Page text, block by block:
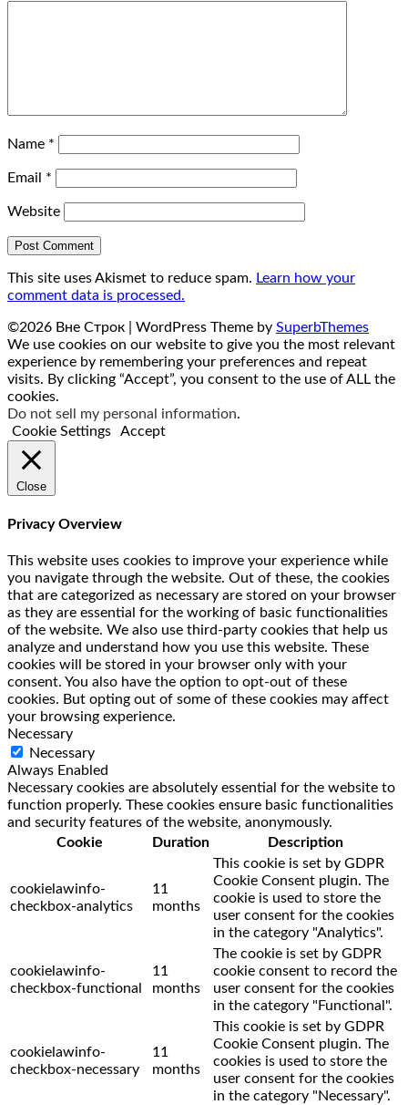
Name *
Email *
Website
This site uses Akismet to reduce spam. Learn how your
comment data is processed.
©2026 Вне Строк | WordPress Theme by SuperbThemes
We use cookies on our website to give you the most relevant
experience by remembering your preferences and repeat
visits. By clicking “Accept”, you consent to the use of ALL the
cookies.
Do not sell my personal information.
Cookie Settings
Accept
Close
Privacy Overview
This website uses cookies to improve your experience while
you navigate through the website. Out of these, the cookies
that are categorized as necessary are stored on your browser
as they are essential for the working of basic functionalities
of the website. We also use third-party cookies that help us
analyze and understand how you use this website. These
cookies will be stored in your browser only with your
consent. You also have the option to opt-out of these
cookies. But opting out of some of these cookies may affect
your browsing experience.
Necessary
Necessary
Always Enabled
Necessary cookies are absolutely essential for the website to
function properly. These cookies ensure basic functionalities
and security features of the website, anonymously.
Cookie
Duration Description
cookielawinfo-
checkbox-analytics
11
months
This cookie is set by GDPR
Cookie Consent plugin. The
cookie is used to store the
user consent for the cookies
in the category "Analytics".
cookielawinfo-
checkbox-functional
11
months
The cookie is set by GDPR
cookie consent to record the
user consent for the cookies
in the category "Functional".
cookielawinfo-
checkbox-necessary
11
months
This cookie is set by GDPR
Cookie Consent plugin. The
cookies is used to store the
user consent for the cookies
in the category "Necessary".